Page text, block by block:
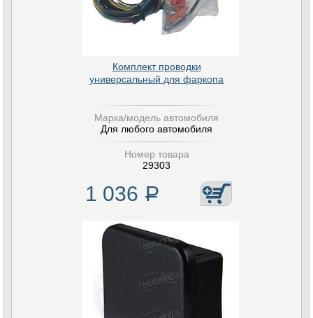
Комплект проводки
универсальный для фаркопа
Марка/модель автомобиля
Для любого автомобиля
Номер товара
29303
1 036 Р